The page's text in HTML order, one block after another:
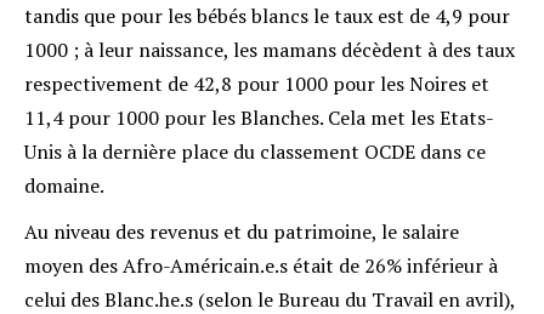
tandis que pour les bébés blancs le taux est de 4,9 pour
1000 ; à leur naissance, les mamans décèdent à des taux
respectivement de 42,8 pour 1000 pour les Noires et
11,4 pour 1000 pour les Blanches. Cela met les Etats-
Unis à la dernière place du classement OCDE dans ce
domaine.
Au niveau des revenus et du patrimoine, le salaire
moyen des Afro-Américain.e.s était de 26% inférieur à
celui des Blanc.he.s (selon le Bureau du Travail en avril),